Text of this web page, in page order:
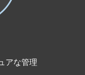
アな管理